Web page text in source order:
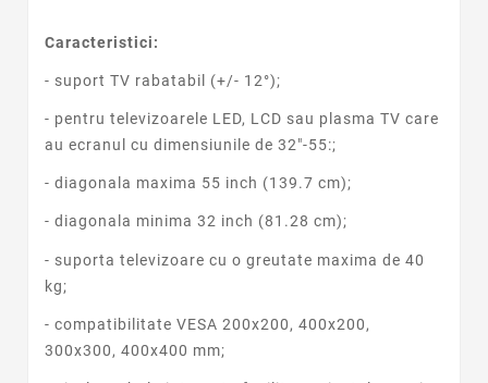
Caracteristici:
- suport TV rabatabil (+/- 12°);
- pentru televizoarele LED, LCD sau plasma TV care
au ecranul cu dimensiunile de 32"-55:;
- diagonala maxima 55 inch (139.7 cm);
- diagonala minima 32 inch (81.28 cm);
- suporta televizoare cu o greutate maxima de 40
kg;
- compatibilitate VESA 200x200, 400x200,
300x300, 400x400 mm;